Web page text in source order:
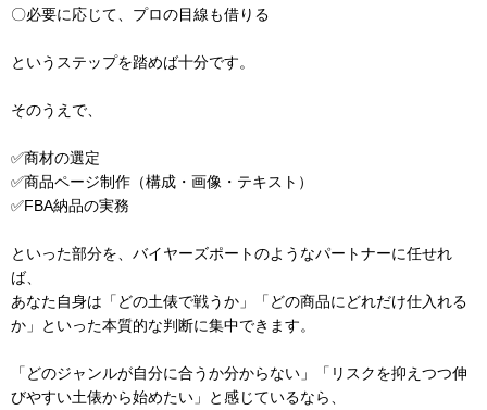
〇必要に応じて、プロの目線も借りる
というステップを踏めば十分です。
そのうえで、
✅商材の選定
✅商品ページ制作（構成・画像・テキスト）
✅FBA納品の実務
といった部分を、バイヤーズポートのようなパートナーに任せれ
ば、
あなた自身は「どの土俵で戦うか」「どの商品にどれだけ仕入れる
か」といった本質的な判断に集中できます。
「どのジャンルが自分に合うか分からない」「リスクを抑えつつ伸
びやすい土俵から始めたい」と感じているなら、